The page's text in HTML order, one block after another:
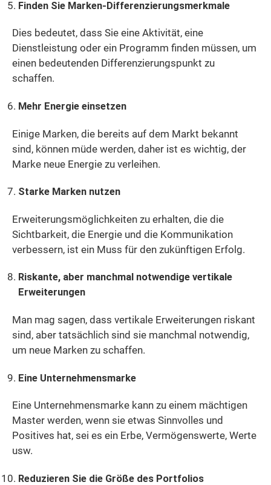
Finden Sie Marken-Differenzierungsmerkmale
Dies bedeutet, dass Sie eine Aktivität, eine
Dienstleistung oder ein Programm finden müssen, um
einen bedeutenden Differenzierungspunkt zu
schaffen.
Mehr Energie einsetzen
Einige Marken, die bereits auf dem Markt bekannt
sind, können müde werden, daher ist es wichtig, der
Marke neue Energie zu verleihen.
Starke Marken nutzen
Erweiterungsmöglichkeiten zu erhalten, die die
Sichtbarkeit, die Energie und die Kommunikation
verbessern, ist ein Muss für den zukünftigen Erfolg.
Riskante, aber manchmal notwendige vertikale
Erweiterungen
Man mag sagen, dass vertikale Erweiterungen riskant
sind, aber tatsächlich sind sie manchmal notwendig,
um neue Marken zu schaffen.
Eine Unternehmensmarke
Eine Unternehmensmarke kann zu einem mächtigen
Master werden, wenn sie etwas Sinnvolles und
Positives hat, sei es ein Erbe, Vermögenswerte, Werte
usw.
Reduzieren Sie die Größe des Portfolios